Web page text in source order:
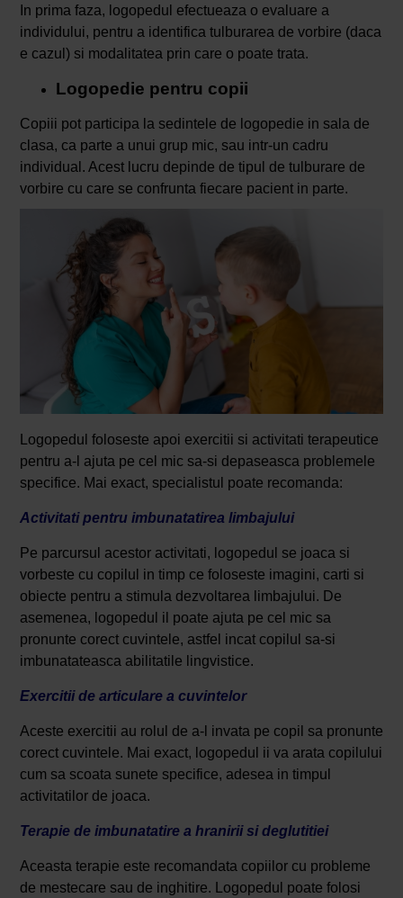
In prima faza, logopedul efectueaza o evaluare a
individului, pentru a identifica tulburarea de vorbire (daca
e cazul) si modalitatea prin care o poate trata.
Logopedie pentru copii
Copiii pot participa la sedintele de logopedie in sala de
clasa, ca parte a unui grup mic, sau intr-un cadru
individual. Acest lucru depinde de tipul de tulburare de
vorbire cu care se confrunta fiecare pacient in parte.
Logopedul foloseste apoi exercitii si activitati terapeutice
pentru a-l ajuta pe cel mic sa-si depaseasca problemele
specifice. Mai exact, specialistul poate recomanda:
Activitati pentru imbunatatirea limbajului
Pe parcursul acestor activitati, logopedul se joaca si
vorbeste cu copilul in timp ce foloseste imagini, carti si
obiecte pentru a stimula dezvoltarea limbajului. De
asemenea, logopedul il poate ajuta pe cel mic sa
pronunte corect cuvintele, astfel incat copilul sa-si
imbunatateasca abilitatile lingvistice.
Exercitii de articulare a cuvintelor
Aceste exercitii au rolul de a-l invata pe copil sa pronunte
corect cuvintele. Mai exact, logopedul ii va arata copilului
cum sa scoata sunete specifice, adesea in timpul
activitatilor de joaca.
Terapie de imbunatatire a hranirii si deglutitiei
Aceasta terapie este recomandata copiilor cu probleme
de mestecare sau de inghitire. Logopedul poate folosi